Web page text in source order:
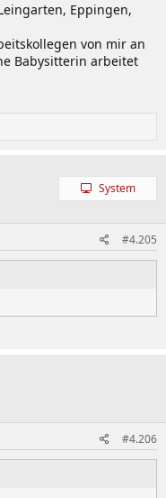
Eppingen,
von mir an
Babysitterin arbeitet
System
#4.205
#4.206